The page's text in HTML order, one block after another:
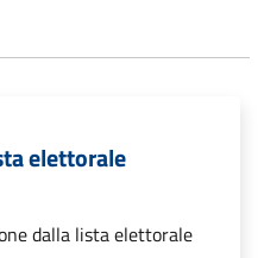
elettorale
dalla lista elettorale